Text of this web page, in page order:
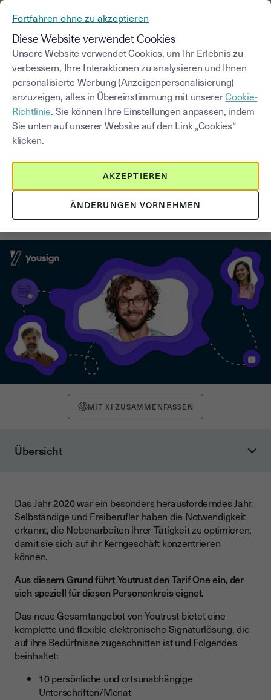
Blog
Kategorie auswählen Saisissez un terme
Youtrust führt seinen neuen One-
Tarif ein, der sich an Freiberufler
und Selbstständige richtet
MIT KI ZUSAMMENFASSEN
Übersicht
Das Jahr 2020 war ein besonders herausforderndes Jahr.
Selbständige und Freiberufler haben die Notwendigkeit
erkannt, die Nebenarbeiten ihrer Tätigkeit zu optimieren,
damit sie sich auf ihr Kerngeschäft konzentrieren
können.
Aus diesem Grund führt Youtrust den Tarif One ein, der
sich speziell für diesen Personenkreis eignet.
Das neue Gesamtangebot von Youtrust bietet eine
komplette und flexible elektronische Signaturlösung, die
auf ihre Bedürfnisse zugeschnitten ist und Folgendes
beinhaltet:
10 persönliche und ortsunabhängige
Unterschriften/Monat
Fortfahren ohne zu akzeptieren
Diese Website verwendet Cookies
Unsere Website verwendet Cookies, um Ihr Erlebnis zu
verbessern, Ihre Interaktionen zu analysieren und Ihnen
personalisierte Werbung (Anzeigenpersonalisierung)
anzuzeigen, alles in Übereinstimmung mit unsererCookie-
Richtlinie. Sie können Ihre Einstellungen anpassen, indem
Sie unten auf unserer Website auf den Link „Cookies“
klicken.
ÄNDERUNGEN VORNEHMEN
AKZEPTIEREN